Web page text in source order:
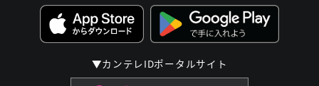
▼カンテレIDポータルサイト